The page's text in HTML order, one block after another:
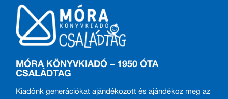
MÓRA KÖNYVKIADÓ – 1950 ÓTA
CSALÁDTAG
Kiadónk generációkat ajándékozott és ajándékoz meg az